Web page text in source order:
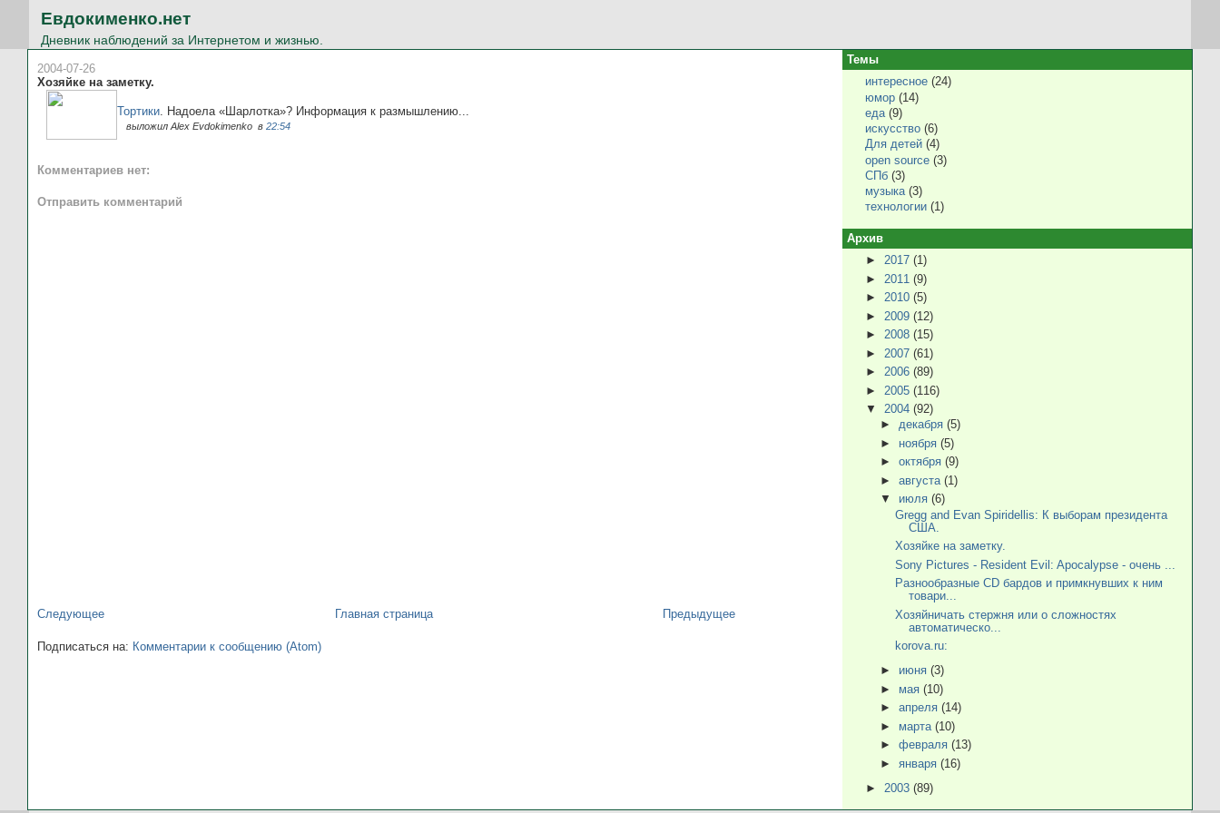
Евдокименко.нет
Дневник наблюдений за Интернетом и жизнью.
2004-07-26
Хозяйке на заметку.
Тортики . Надоела «Шарлотка»? Информация к размышлению...
выложил Alex Evdokimenko в22:54
Комментариев нет:
Отправить комментарий
Следующее Предыдущее
Главная страница
Подписаться на: Комментарии к сообщению (Atom)
Темы
интересное (24)
юмор (14)
еда (9)
искусство (6)
Для детей (4)
open source (3)
СПб (3)
музыка (3)
технологии (1)
Архив
►2017(1)
► 2011(9)
►2010(5)
► 2009(12)
►2008(15)
► 2007(61)
►2006(89)
► 2005(116)
▼2004(92)
► декабря (5)
► ноября (5)
► октября (9)
► августа (1)
▼ июля (6)
Gregg and Evan Spiridellis: К выборам президента
США.
Хозяйке на заметку.
Sony Pictures - Resident Evil: Apocalypse - очень ...
Разнообразные CD бардов и примкнувших к ним
товари...
Хозяйничать стержня или о сложностях
автоматическо...
korova.ru:
► июня (3)
► мая (10)
► апреля (14)
► марта (10)
► февраля (13)
► января (16)
► 2003(89)